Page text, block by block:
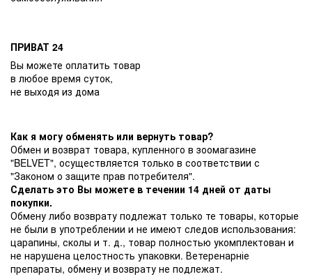
ПРИВАТ 24
Вы можете оплатить товар
в любое время суток,
не выходя из дома
Как я могу обменять или вернуть товар?
Обмен и возврат товара, купленного в зоомагазине
"BELVET", осуществляется только в соответствии с
"Законом о защите прав потребителя".
Сделать это Вы можете в течении 14 дней от даты
покупки.
Обмену либо возврату подлежат только те товары, которые
не были в употреблении и не имеют следов использования:
царапины, сколы и т. д., товар полностью укомплектован и
не нарушена целостность упаковки. Ветеренарніе
препараты, обмену и возврату не подлежат.